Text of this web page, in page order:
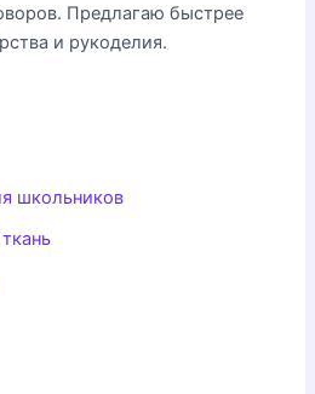
Предлагаю быстрее
и рукоделия.
школьников